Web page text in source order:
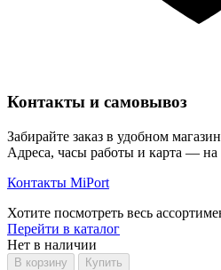
Контакты и самовывоз
Забирайте заказ в удобном
Адреса, часы работы и карта — на
Контакты MiPort
Хотите посмотреть весь
Перейти в каталог
Нет в наличии
В корзину Купить